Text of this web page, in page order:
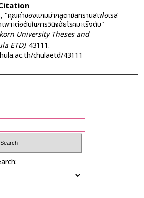
"คุณค่าของแกมม่ากลูตามิลทรานสเฟอเรส
พาะต่อตับในการวินิจฉัยโรคมะเร็งตับ"
University Theses and
ETD). 43111.
chulaetd/43111